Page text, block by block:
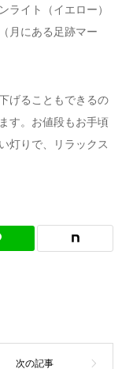
ライト（イエロー）
月にある足跡マー
げることもできるの
す。お値段もお手頃
灯りで、リラックス